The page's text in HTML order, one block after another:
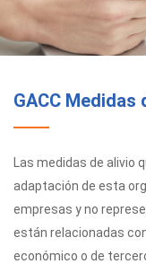
GACC Medidas
Las medidas de alivio
adaptación de esta
empresas y no
están relacionadas
económico o de